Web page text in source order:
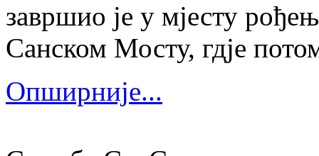
завршио је у мјесту
Санском Мосту, гдје
Опширније...